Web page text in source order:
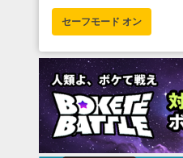
セーフモード オン